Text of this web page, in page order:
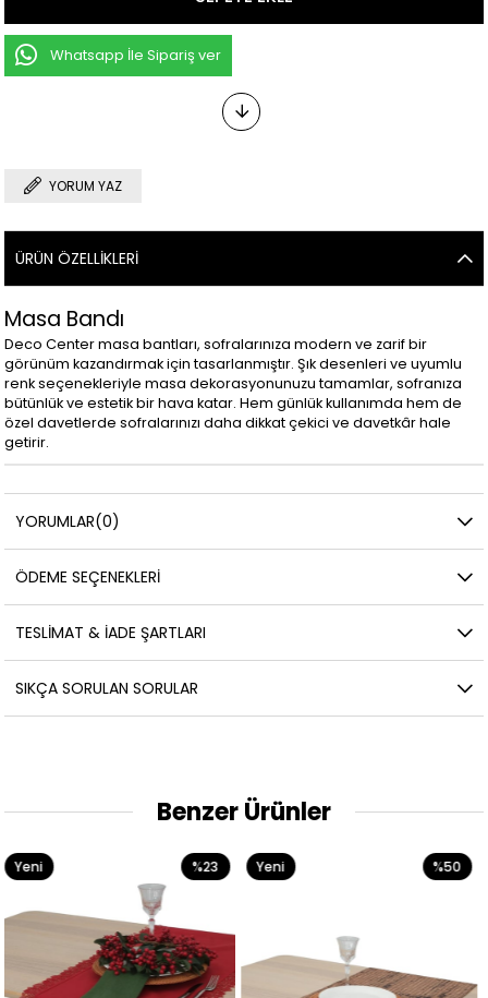
Whatsapp İle Sipariş ver
YORUM YAZ
ÜRÜN ÖZELLIKLERI
Masa Bandı
Deco Center masa bantları, sofralarınıza modern ve zarif bir
görünüm kazandırmak için tasarlanmıştır. Şık desenleri ve uyumlu
renk seçenekleriyle masa dekorasyonunuzu tamamlar, sofranıza
bütünlük ve estetik bir hava katar. Hem günlük kullanımda hem de
özel davetlerde sofralarınızı daha dikkat çekici ve davetkâr hale
getirir.
YORUMLAR(0)
ÖDEME SEÇENEKLERI
TESLIMAT & İADE ŞARTLARI
SIKÇA SORULAN SORULAR
Benzer Ürünler
%23 %50